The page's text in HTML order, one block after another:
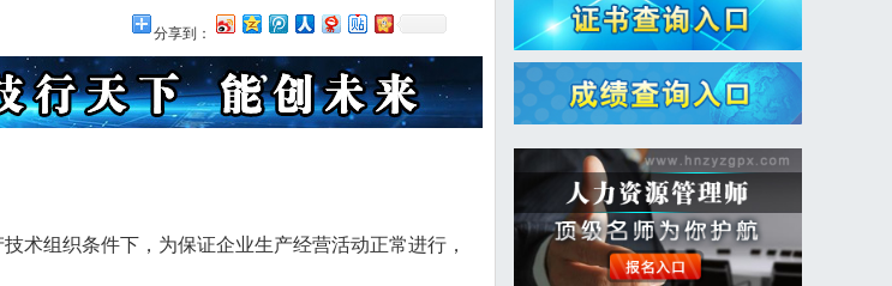
分享到：
组织条件下，为保证企业生产经营活动正常进行，